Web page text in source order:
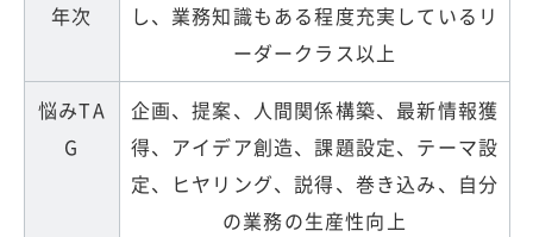
年次
し、業務知識もある程度充実しているリ
ーダークラス以上
悩みTA
G
企画、提案、人間関係構築、最新情報獲
得、アイデア創造、課題設定、テーマ設
定、ヒヤリング、説得、巻き込み、自分
の業務の生産性向上